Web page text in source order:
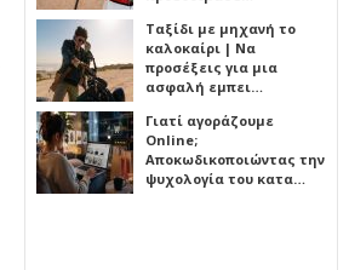
Ταξίδι με μηχανή το
καλοκαίρι | Να
προσέξεις για μια
ασφαλή εμπει…
Γιατί αγοράζουμε
Online;
Αποκωδικοποιώντας την
ψυχολογία του κατα…